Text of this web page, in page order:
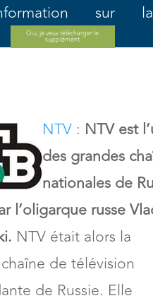
sur la
russe (sur le
la télévision,
le programme
vos émissions
vos films, etc...
Oui, je veux télécharger le
supplément
NTV: NTV est
des grandes
nationales de
l’oligarque russe
NTV était alors la
de télévision
de Russie. Elle